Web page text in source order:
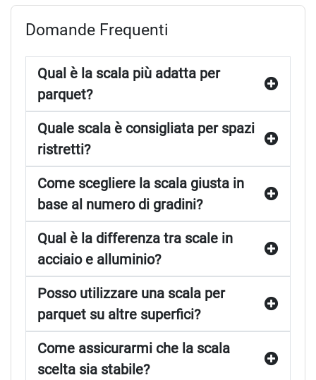
Domande Frequenti
Qual è la scala più adatta per
parquet?
Quale scala è consigliata per spazi
ristretti?
Come scegliere la scala giusta in
base al numero di gradini?
Qual è la differenza tra scale in
acciaio e alluminio?
Posso utilizzare una scala per
parquet su altre superfici?
Come assicurarmi che la scala
scelta sia stabile?